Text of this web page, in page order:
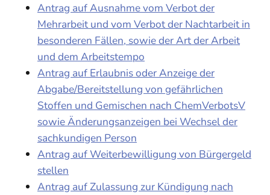
Antrag auf Ausnahme vom Verbot der
Mehrarbeit und vom Verbot der Nachtarbeit in
besonderen Fällen, sowie der Art der Arbeit
und dem Arbeitstempo
Antrag auf Erlaubnis oder Anzeige der
Abgabe/Bereitstellung von gefährlichen
Stoffen und Gemischen nach ChemVerbotsV
sowie Änderungsanzeigen bei Wechsel der
sachkundigen Person
Antrag auf Weiterbewilligung von Bürgergeld
stellen
Antrag auf Zulassung zur Kündigung nach